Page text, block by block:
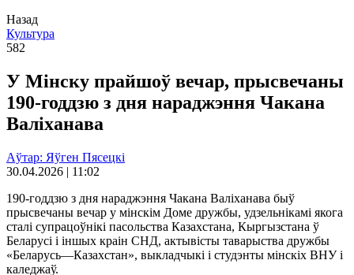
Назад
Культура
582
У Мінску прайшоў вечар, прысвечаны
190-годдзю з дня нараджэння Чакана
Валіханава
Аўтар: Яўген Пясецкі
30.04.2026 | 11:02
190-годдзю з дня нараджэння Чакана Валіханава быў
прысвечаны вечар у мінскім Доме дружбы, удзельнікамі якога
сталі супрацоўнікі пасольства Казахстана, Кыргызстана ў
Беларусі і іншых краін СНД, актывісты таварыства дружбы
«Беларусь—Казахстан», выкладчыкі і студэнты мінскіх ВНУ і
каледжаў.